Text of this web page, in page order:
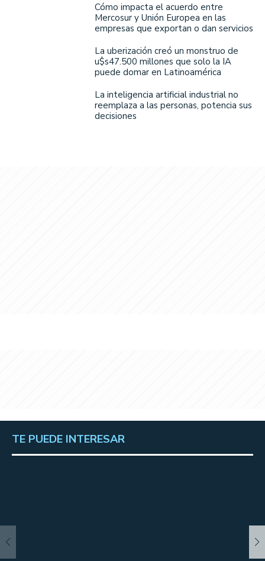
Cómo impacta el acuerdo entre
Mercosur y Unión Europea en las
empresas que exportan o dan servicios
La uberización creó un monstruo de
u$s47.500 millones que solo la IA
puede domar en Latinoamérica
La inteligencia artificial industrial no
reemplaza a las personas, potencia sus
decisiones
TE PUEDE INTERESAR